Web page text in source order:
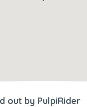
out by PulpiRider